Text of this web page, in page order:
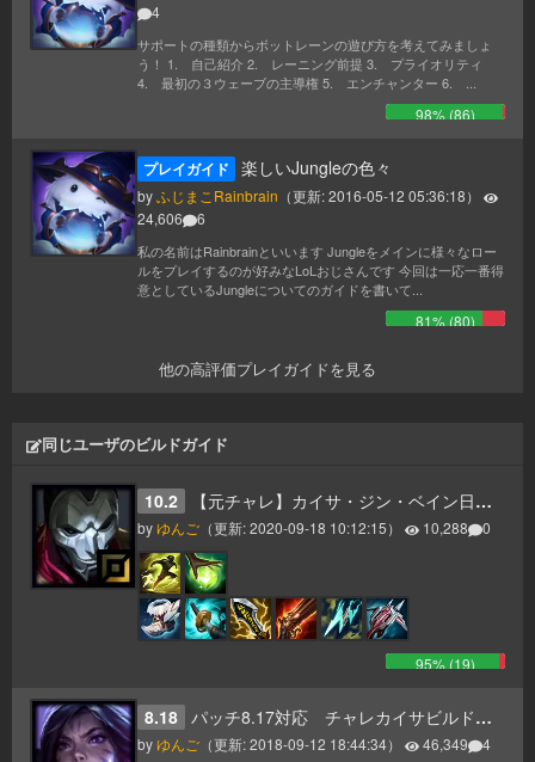
4
サポートの種類からボットレーンの遊び方を考えてみましょ
う！ 1. 自己紹介 2. レーニング前提 3. プライオリティ
4. 最初の３ウェーブの主導権 5. エンチャンター 6. ...
98% (86)
プレイガイド 楽しいJungleの色々
byふじまこRainbrain （更新:2016-05-12 05:36:18）
24,606
6
私の名前はRainbrainといいます Jungleをメインに様々なロー
ルをプレイするのが好みなLoLおじさんです 今回は一応一番得
意としているJungleについてのガイドを書いて...
81% (80)
他の高評価プレイガイドを見る
同じユーザのビルドガイド
10.2 【元チャレ】カイサ・ジン・ベイン日本一だった男のジンガイド
byゆんご （更新:2020-09-18 10:12:15） 10,288 0
95% (19)
8.18 パッチ8.17対応 チャレカイサビルドガイド
byゆんご （更新:2018-09-12 18:44:34） 46,349 4